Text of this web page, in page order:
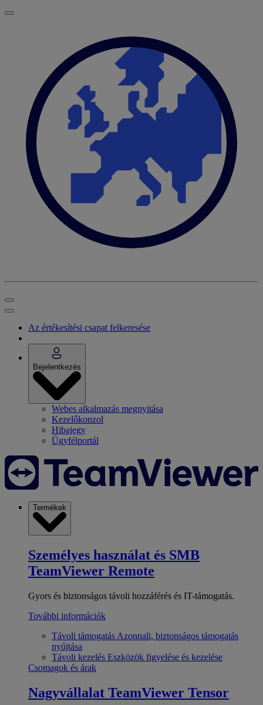
Az értékesítési csapat felkeresése
Bejelentkezés
Webes alkalmazás megnyitása
Kezelőkonzol
Hibajegy
Ügyfélportál
Termékek
Személyes használat és SMB
TeamViewer Remote
Gyors és biztonságos távoli hozzáférés és IT-támogatás.
További információk
Távoli támogatás Azonnali, biztonságos támogatás
nyújtása
Távoli kezelés Eszközök figyelése és kezelése
Csomagok és árak
Nagyvállalat TeamViewer Tensor